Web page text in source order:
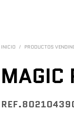
INICIO / PRODUCTOS
MAGIC